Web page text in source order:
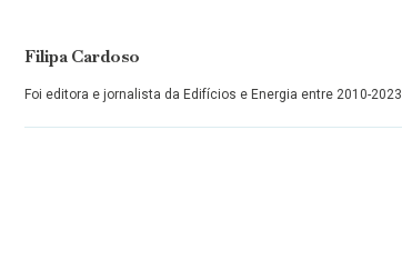
Filipa Cardoso
Foi editora e jornalista da Edifícios e Energia entre 2010-2023.